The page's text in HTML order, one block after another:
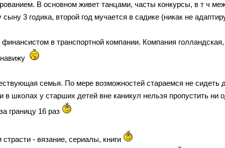
В основном живет танцами, часты конкурсы, в т ч
3 годика, второй год мучается в садике (никак не
в транспортной компании. Компания
семья. По мере возможностей стараемся не сидеть
в школах у старших детей вне каникул нельзя пропустить ни
границу 16 раз
страсти - вязание, сериалы, книги